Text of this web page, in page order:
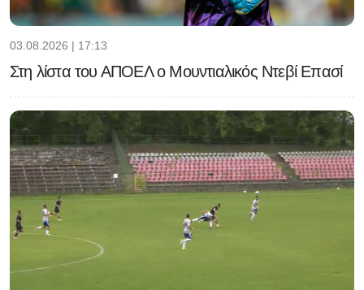
03.08.2026 | 17:13
Στη λίστα του ΑΠΟΕΛ ο Μουντιαλικός Ντεβί Επασί